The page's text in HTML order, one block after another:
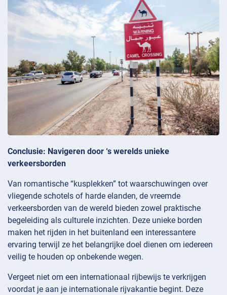
Conclusie: Navigeren door ‘s werelds unieke
verkeersborden
Van romantische “kusplekken” tot waarschuwingen over
vliegende schotels of harde elanden, de vreemde
verkeersborden van de wereld bieden zowel praktische
begeleiding als culturele inzichten. Deze unieke borden
maken het rijden in het buitenland een interessantere
ervaring terwijl ze het belangrijke doel dienen om iedereen
veilig te houden op onbekende wegen.
Vergeet niet om een internationaal rijbewijs te verkrijgen
voordat je aan je internationale rijvakantie begint. Deze